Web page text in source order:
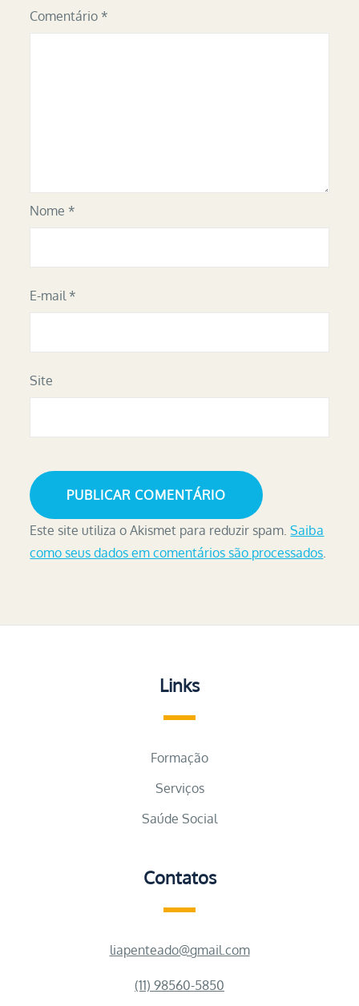
Comentário *
Nome *
E-mail *
Site
Este site utiliza o Akismet para reduzir spam.Saiba
como seus dados em comentários são processados.
Links
Formação
Serviços
Saúde Social
Contatos
liapenteado@gmail.com
(11) 98560-5850